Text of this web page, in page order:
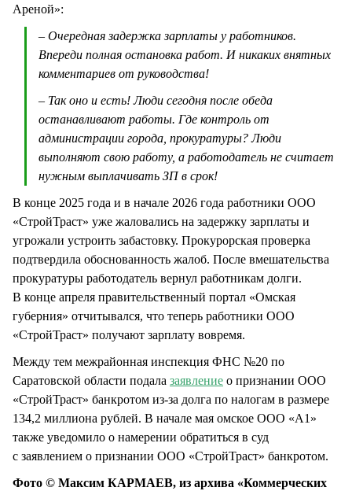
Ареной»:
– Очередная задержка зарплаты у работников.
Впереди полная остановка работ. И никаких внятных
комментариев от руководства!
– Так оно и есть! Люди сегодня после обеда
останавливают работы. Где контроль от
администрации города, прокуратуры? Люди
выполняют свою работу, а работодатель не считает
нужным выплачивать ЗП в срок!
В конце 2025 года и в начале 2026 года работники ООО
«СтройТраст» уже жаловались на задержку зарплаты и
угрожали устроить забастовку. Прокурорская проверка
подтвердила обоснованность жалоб. После вмешательства
прокуратуры работодатель вернул работникам долги.
В конце апреля правительственный портал «Омская
губерния» отчитывался, что теперь работники ООО
«СтройТраст» получают зарплату вовремя.
Между тем межрайонная инспекция ФНС №20 по
Саратовской области подала заявление о признании ООО
«СтройТраст» банкротом из-за долга по налогам в размере
134,2 миллиона рублей. В начале мая омское ООО «А1»
также уведомило о намерении обратиться в суд
с заявлением о признании ООО «СтройТраст» банкротом.
Фото © Максим КАРМАЕВ, из архива «Коммерческих